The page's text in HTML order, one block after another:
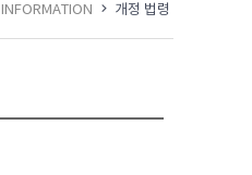
INFORMATION 개정 법령